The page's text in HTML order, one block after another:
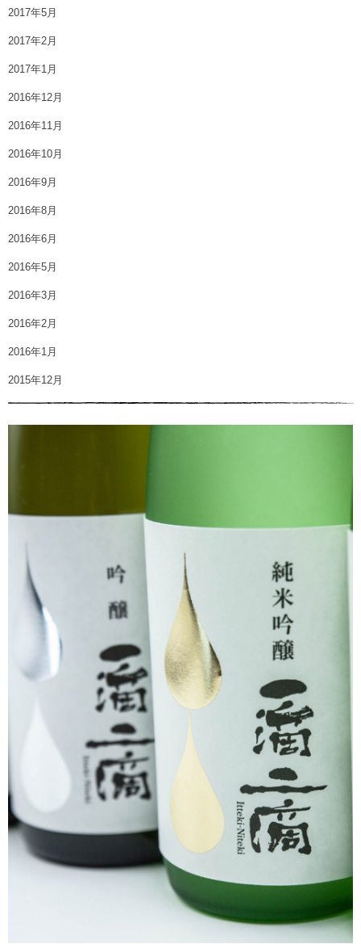
2017年5月
2017年2月
2017年1月
2016年12月
2016年11月
2016年10月
2016年9月
2016年8月
2016年6月
2016年5月
2016年3月
2016年2月
2016年1月
2015年12月